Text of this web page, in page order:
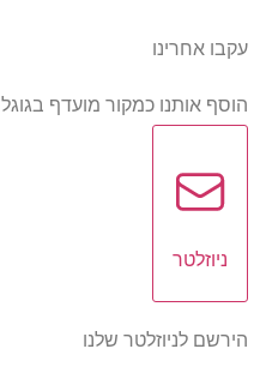
עקבו אחרינו
הוסף אותנו כמקור מועדף בגוגל
ניוזלטר
הירשם לניוזלטר שלנו